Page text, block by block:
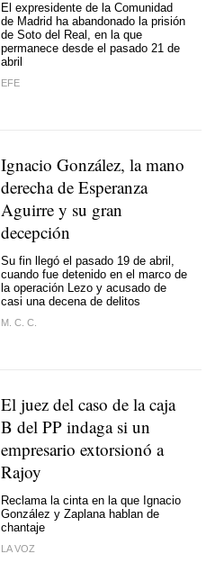
El expresidente de la Comunidad
de Madrid ha abandonado la prisión
de Soto del Real, en la que
permanece desde el pasado 21 de
abril
EFE
Ignacio González, la mano
derecha de Esperanza
Aguirre y su gran
decepción
Su fin llegó el pasado 19 de abril,
cuando fue detenido en el marco de
la operación Lezo y acusado de
casi una decena de delitos
M. C. C.
El juez del caso de la caja
B del PP indaga si un
empresario extorsionó a
Rajoy
Reclama la cinta en la que Ignacio
González y Zaplana hablan de
chantaje
LA VOZ